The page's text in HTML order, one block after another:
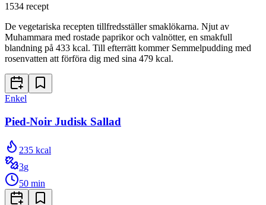
1534 recept
De vegetariska recepten tillfredsställer smaklökarna. Njut av
Muhammara med rostade paprikor och valnötter, en smakfull
blandning på 433 kcal. Till efterrätt kommer Semmelpudding med
rosenvatten att förföra dig med sina 479 kcal.
Enkel
Pied-Noir Judisk Sallad
235 kcal
3g
50 min